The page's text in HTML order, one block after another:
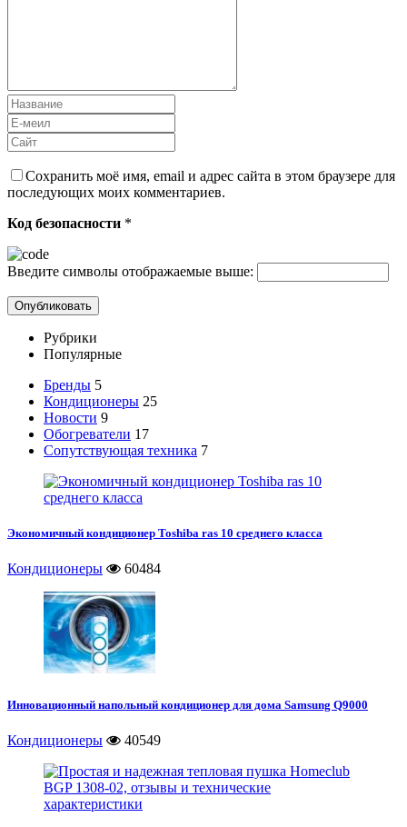
Сохранить моё имя, email и адрес сайта в этом браузере для
последующих моих комментариев.
Код безопасности *
Введите символы отображаемые выше:
Рубрики
Популярные
Бренды 5
Кондиционеры 25
Новости 9
Обогреватели 17
Сопутствующая техника 7
Экономичный кондиционер Toshiba ras 10 среднего класса
Кондиционеры 60484
Инновационный напольный кондиционер для дома Samsung Q9000
Кондиционеры 40549